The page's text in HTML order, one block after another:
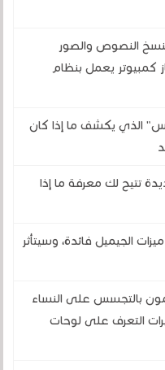
النصوص والصور
كمبيوتر يعمل بنظام
الذي يكشف ما إذا كان
تتيح لك معرفة ما إذا
الجيميل فائدة، وسيتأثر
بالتجسس على النساء
التعرف على لوحات